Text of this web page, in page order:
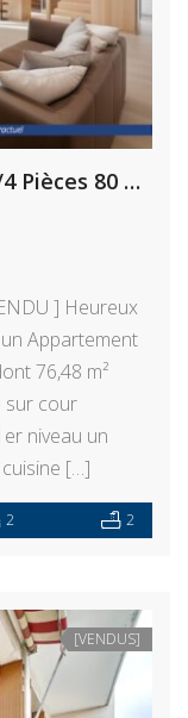
Hôtel de Ville – Loft Duplex 3/4 Pièces 80 m² à Rénover
] Heureux
Appartement
76,48 m²
sur cour
niveau un
[…]
2 2
[VENDUS]